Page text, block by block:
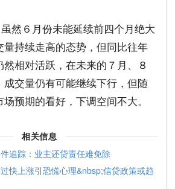
然６月份未能延续前四个月绝大
量持续走高的态势，但同比往年
相对活跃，在未来的７月、８
成交量仍有可能继续下行，但随
预期的看好，下调空间不大。
相关信息
件追踪：业主还贷责任难免除
快上涨引恐慌心理&nbsp;信贷政策或趋